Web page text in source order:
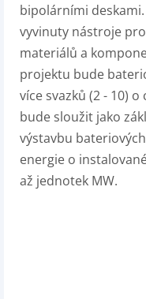
bipolárními
vyvinuty nástroje
materiálů a
projektu bude
více svazků (2 - 10)
bude sloužit jako
výstavbu
energie o
až jednotek MW.